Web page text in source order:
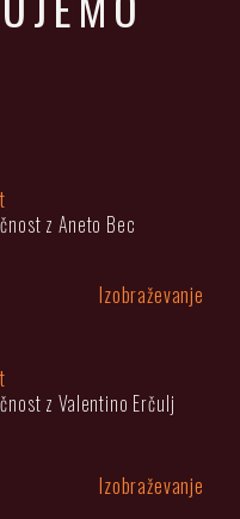
z Aneto Bec
Izobraževanje
z Valentino Erčulj
Izobraževanje